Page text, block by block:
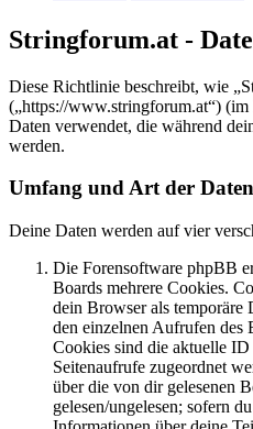
Stringforum.at -
Diese Richtlinie beschreibt, wie
(„https://www.stringforum.at“)
Daten verwendet, die während
werden.
Umfang und Art der
Deine Daten werden auf vier
Die Forensoftware phpBB
Boards mehrere Cookies.
dein Browser als temporäre
den einzelnen Aufrufen des
Cookies sind die aktuelle
Seitenaufrufe zugeordnet
über die von dir gelesenen
gelesen/ungelesen; sofern